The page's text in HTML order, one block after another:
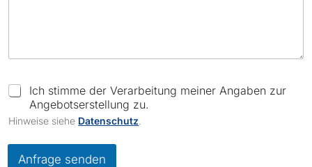
C
e
c
k
Ich stimme der Verarbeitung meiner Angaben zur
Angebotserstellung zu.
Hinweise siehe Datenschutz
Anfrage senden